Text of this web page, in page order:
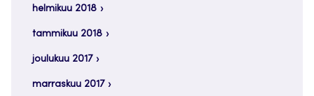
helmikuu 2018
tammikuu 2018
joulukuu 2017
marraskuu 2017